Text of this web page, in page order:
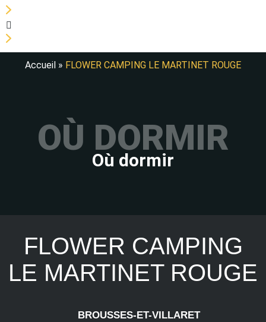
Accueil » FLOWER CAMPING LE MARTINET ROUGE
OÙ DORMIR
Où dormir
FLOWER CAMPING
LE MARTINET ROUGE
BROUSSES-ET-VILLARET